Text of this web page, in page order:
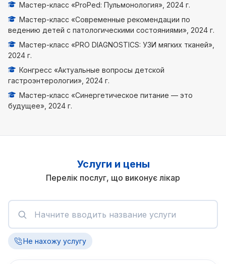
Мастер-класс «ProPed: Пульмонология», 2024 г.
Мастер-класс «Современные рекомендации по
ведению детей с патологическими состояниями», 2024 г.
Мастер-класс «PRO DIAGNOSTICS: УЗИ мягких тканей»,
2024 г.
Конгресс «Актуальные вопросы детской
гастроэнтерологии», 2024 г.
Мастер-класс «Синергетическое питание — это
будущее», 2024 г.
Услуги и цены
Перелік послуг, що виконує лікар
Не нахожу услугу